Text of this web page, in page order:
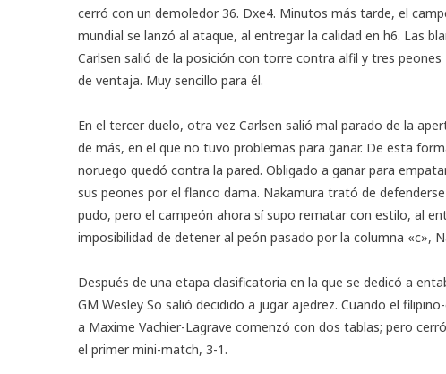
cerró con un demoledor 36. Dxe4. Minutos más tarde, el
mundial se lanzó al ataque, al entregar la calidad en h6. Las
Carlsen salió de la posición con torre contra alfil y tres peones
de ventaja. Muy sencillo para él.
En el tercer duelo, otra vez Carlsen salió mal parado de la
de más, en el que no tuvo problemas para ganar. De esta
noruego quedó contra la pared. Obligado a ganar para
sus peones por el flanco dama. Nakamura trató de
pudo, pero el campeón ahora sí supo rematar con estilo, al
imposibilidad de detener al peón pasado por la columna «c»,
Después de una etapa clasificatoria en la que se dedicó a
GM Wesley So salió decidido a jugar ajedrez. Cuando el
a Maxime Vachier-Lagrave comenzó con dos tablas; pero
el primer mini-match, 3-1.